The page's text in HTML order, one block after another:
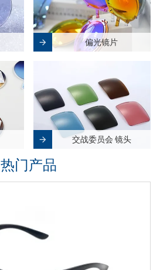
偏光镜片
交战委员会 镜头
热门产品